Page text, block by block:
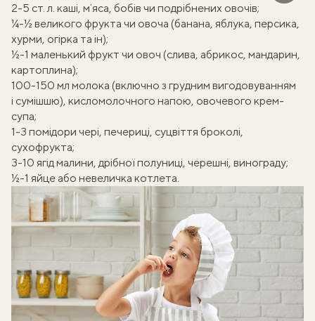
2-5 ст. л. каші, мʼяса, бобів чи подрібнених овочів;
¼-½ великого фрукта чи овоча (банана, яблука, персика,
хурми, огірка та ін);
½-1 маленький фрукт чи овоч (слива, абрикос, мандарин,
картоплина);
100-150 мл молока (включно з грудним вигодовуванням
і сумішшю), кисломолочного напою, овочевого крем-
супа;
1-3 помідори чері, печериці, суцвіття броколі,
сухофрукта;
3-10 ягід малини, дрібної полуниці, черешні, винограду;
½-1 яйце або невеличка котлета.